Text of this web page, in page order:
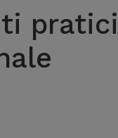
pratici